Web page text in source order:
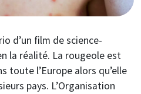
d’un film de science-
la réalité. La rougeole est
toute l’Europe alors qu’elle
pays. L’Organisation